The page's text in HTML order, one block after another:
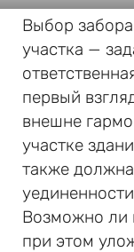
Выбор
участка —
первый
внешне
участке
также
Возможно ли
при этом